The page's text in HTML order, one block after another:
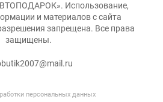
Использование,
и материалов с сайта
запрещена. Все права
защищены.
персональных данных